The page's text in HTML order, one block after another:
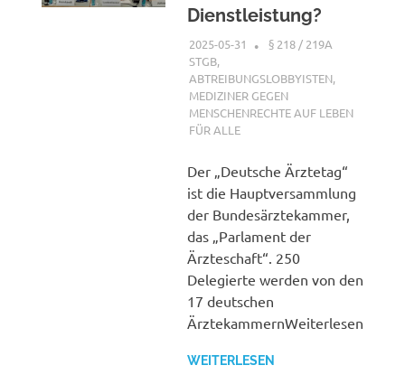
Dienstleistung?
2025-05-31 XX
§ 218 / 219A
STGB,
ABTREIBUNGSLOBBYISTEN,
MEDIZINER GEGEN
MENSCHENRECHTE AUF LEBEN
FÜR ALLE
Der „Deutsche Ärztetag“
ist die Hauptversammlung
der Bundesärztekammer,
das „Parlament der
Ärzteschaft“. 250
Delegierte werden von den
17 deutschen
ÄrztekammernWeiterlesen
WEITERLESEN